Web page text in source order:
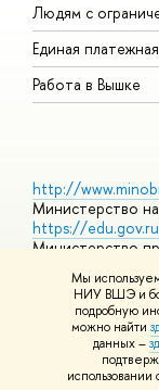
Мы
НИУ ВШЭ и
подробную
можно найти
данных –
Людям с
Единая
Работа в Вышке
http://
Министерство
https://
Министерство
Массовые
© НИУ ВШЭ
использования